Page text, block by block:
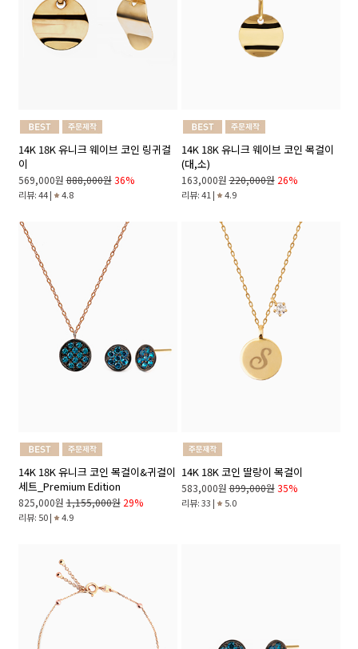
14K 18K 유니크 웨이브 코인 링귀걸
이
569,000원 888,000원 36%
리뷰: 44 | 4.8
14K 18K 유니크 웨이브 코인 목걸이
(대,소)
163,000원 220,000원 26%
리뷰: 41 | 4.9
14K 18K 유니크 코인 목걸이&귀걸이
세트_Premium Edition
825,000원 1,155,000원 29%
리뷰: 50 | 4.9
14K 18K 코인 딸랑이 목걸이
583,000원 899,000원 35%
리뷰: 33 | 5.0